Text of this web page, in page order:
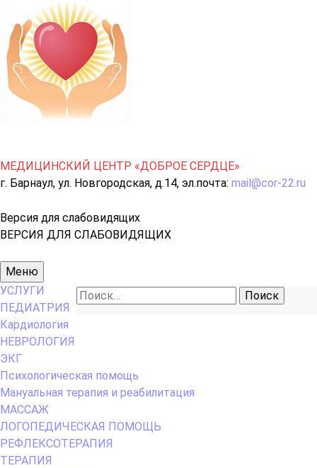
МЕДИЦИНСКИЙ ЦЕНТР «ДОБРОЕ СЕРДЦЕ»
г. Барнаул, ул. Новгородская, д.14, эл.почта: mail@cor-22.ru
Версия для слабовидящих
ВЕРСИЯ ДЛЯ СЛАБОВИДЯЩИХ
Основное
меню
Меню
Найти:
УСЛУГИ
ПЕДИАТРИЯ
Кардиология
НЕВРОЛОГИЯ
ЭКГ
Психологическая помощь
Мануальная терапия и реабилитация
МАССАЖ
ЛОГОПЕДИЧЕСКАЯ ПОМОЩЬ
РЕФЛЕКСОТЕРАПИЯ
ТЕРАПИЯ